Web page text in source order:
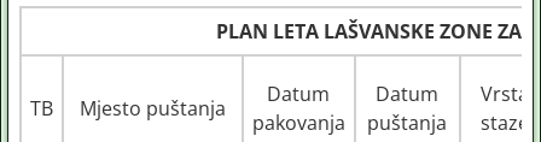
PLAN LETA LAŠVANSKE ZONE ZA
TB Mjesto puštanja
Datum
pakovanja
Datum
puštanja
Vrsta
staze